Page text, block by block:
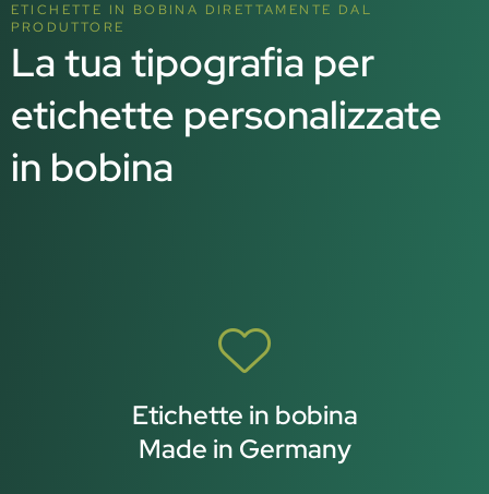
ETICHETTE IN BOBINA DIRETTAMENTE DAL
PRODUTTORE
La tua tipografia per
etichette personalizzate
in bobina
Etichette in bobina
Made in Germany